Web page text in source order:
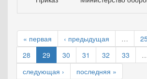
« первая ‹ предыдущая …
28
29 30 31 32 33
следующая ›
последняя »